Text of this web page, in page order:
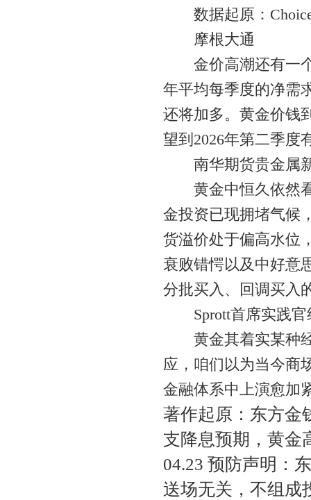
数据起原：
摩根大通
金价高潮还有一个
年平均每季度的净需
还将加多。黄金价钱
望到2026年第二季度
南华期货贵金属新
黄金中恒久依然看
金投资已现拥堵气候
货溢价处于偏高水位
衰败错愕以及中好意
分批买入、回调买入
Sprott首席实践官
黄金其着实某种经
应，咱们以为当今商
金融体系中上演愈加
著作起原：东方金
支降息预期，黄金
04.23 预防声明：
送场无关，不组成